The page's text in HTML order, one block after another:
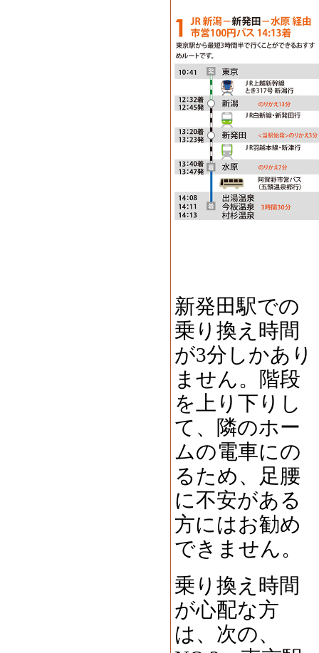
新発田駅での
乗り換え時間
が3分しかあり
ません。階段
を上り下りし
て、隣のホー
ムの電車にの
るため、足腰
に不安がある
方にはお勧め
できません。
乗り換え時間
が心配な方
は、次の、